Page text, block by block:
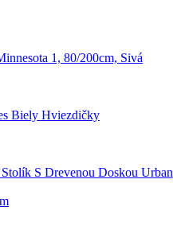
1, 80/200cm, Sivá
Biely Hviezdičky
S Drevenou Doskou Urban